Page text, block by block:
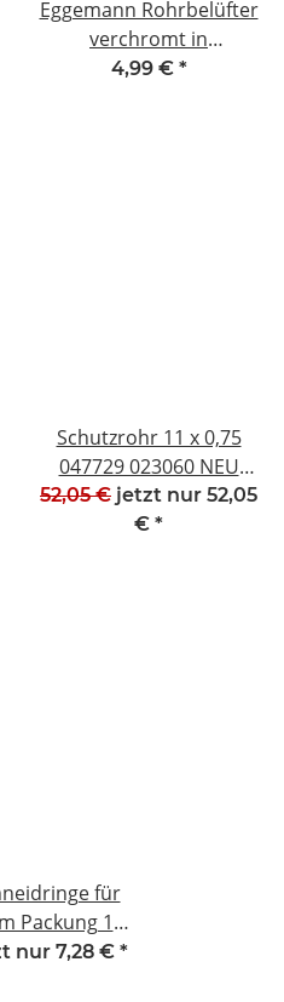
Eggemann Rohrbelüfter
verchromt in
Durchflußform G 3/4
4,99 € *
Schutzrohr 11 x 0,75
047729 023060 NEU
#W711-1066K
52,05 € jetzt nur 52,05
€ *
für
Packung 10
NEU
nur 7,28 € *